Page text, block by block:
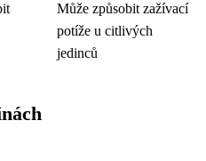
Může způsobit zažívací
potíže u citlivých
jedinců